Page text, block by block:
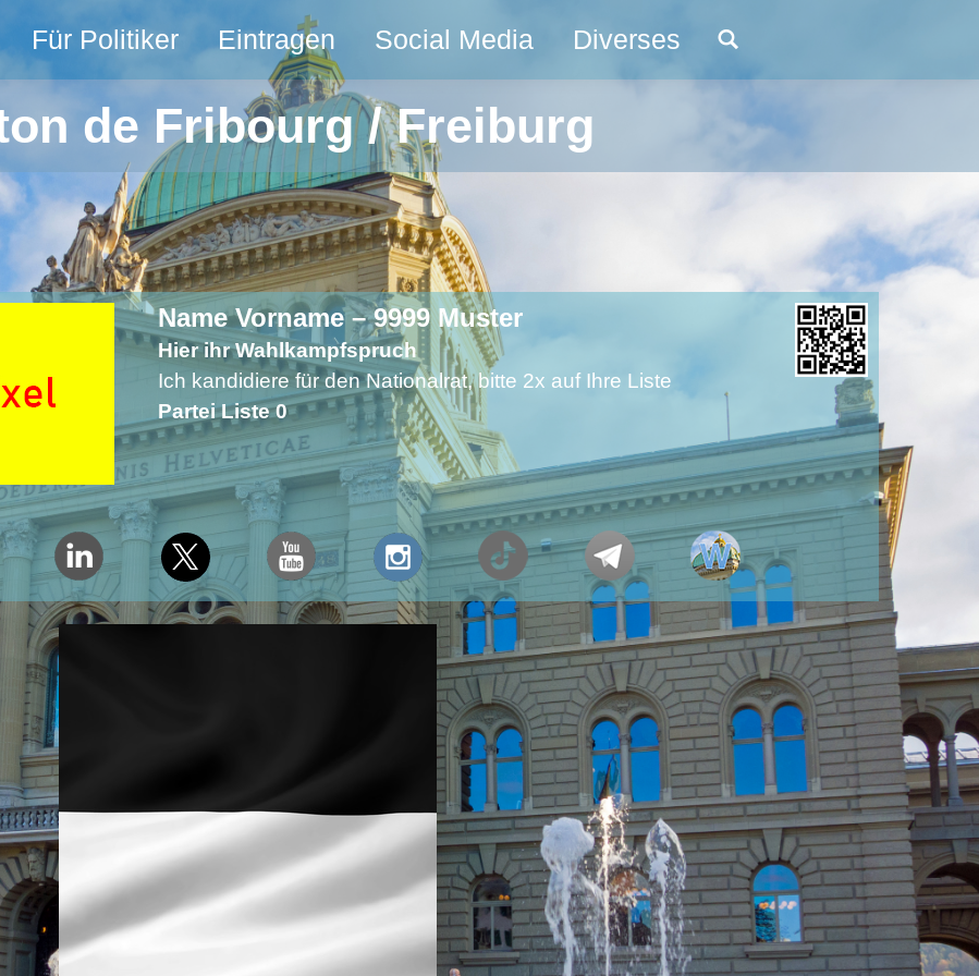
Für Politiker Eintragen Social Media Diverses Search:
de Fribourg / Freiburg
Name Vorname – 9999 Muster
Hier ihr Wahlkampfspruch
Ich kandidiere für den Nationalrat, bitte 2x auf Ihre Liste
Partei Liste 0